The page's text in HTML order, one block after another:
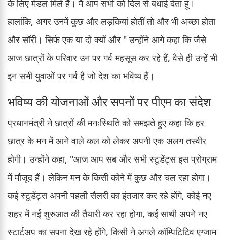
के लिए मेडल मिले हैं। मैं आप सभी को दिल से बधाई देता हूं।
हालांकि, अगर उनमें कुछ और लड़कियां होतीं तो और भी अच्छा होता
और सॉरी। सिर्फ एक या दो क्यों और " उन्होंने आगे कहा कि जैसे
आज छात्रों के परिवार उन पर गर्व महसूस कर रहे हैं, वैसे ही उन्हें भी
इन सभी युवाओं पर गर्व है जो देश का भविष्य हैं।
भविष्य की योजनाओं और सपनों पर पीएम का संदेश
प्रधानमंत्री ने छात्रों की मनःस्थिति को समझते हुए कहा कि हर
छात्र के मन में आने वाले कल को लेकर अपनी एक अलग तस्वीर
होगी। उन्होंने कहा, "आज आप सब और सभी स्टूडेंट्स इस प्रोग्राम
में मौजूद हैं। लेकिन मन के किसी कोने में कुछ और चल रहा होगा।
कई स्टूडेंट्स अपनी पहली सैलरी का इंतजार कर रहे होंगे, कोई नए
शहर में नई शुरुआत की तैयारी कर रहा होगा, कई साथी अपने नए
स्टार्टअप का सपना देख रहे होंगे, किसी ने अगले कॉम्पिटिटिव एग्जाम